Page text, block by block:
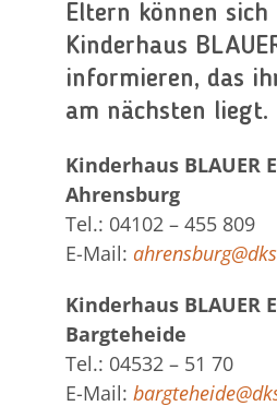
Eltern können sich
Kinderhaus
informieren, das
am nächsten liegt.
Kinderhaus BLAUER
Ahrensburg
Tel.: 04102 – 455 809
E-Mail:
Kinderhaus BLAUER
Bargteheide
Tel.: 04532 – 51 70
E-Mail: